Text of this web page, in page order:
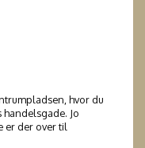
hvor du
Jo
er der over til